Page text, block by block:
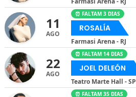
11
AGO
⏰ FALTAM 3 DIAS
ROSALÍA
Farmasi Arena - RJ
22
AGO
⏰ FALTAM 14 DIAS
JOEL DELEÓN
Teatro Marte Hall - SP
⏰ FALTAM 35 DIAS